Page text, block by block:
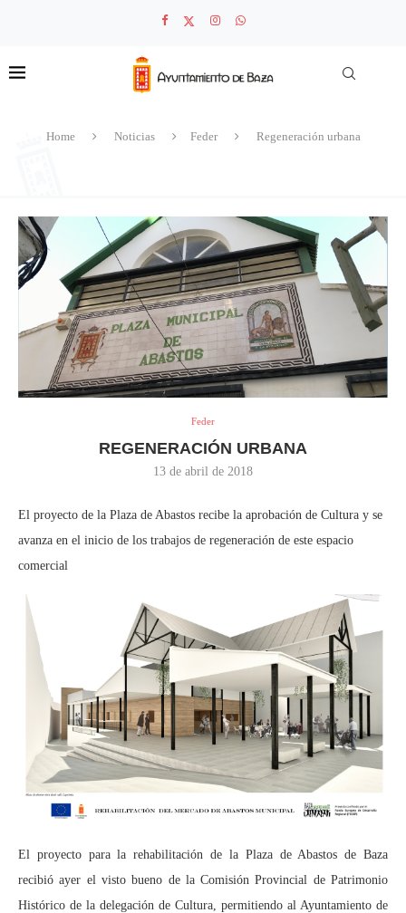
Home Noticias Feder Regeneración urbana
Feder
REGENERACIÓN URBANA
13 de abril de 2018
El proyecto de la Plaza de Abastos recibe la aprobación de Cultura y se
avanza en el inicio de los trabajos de regeneración de este espacio
comercial
El proyecto para la rehabilitación de la Plaza de Abastos de Baza
recibió ayer el visto bueno de la Comisión Provincial de Patrimonio
Histórico de la delegación de Cultura, permitiendo al Ayuntamiento de